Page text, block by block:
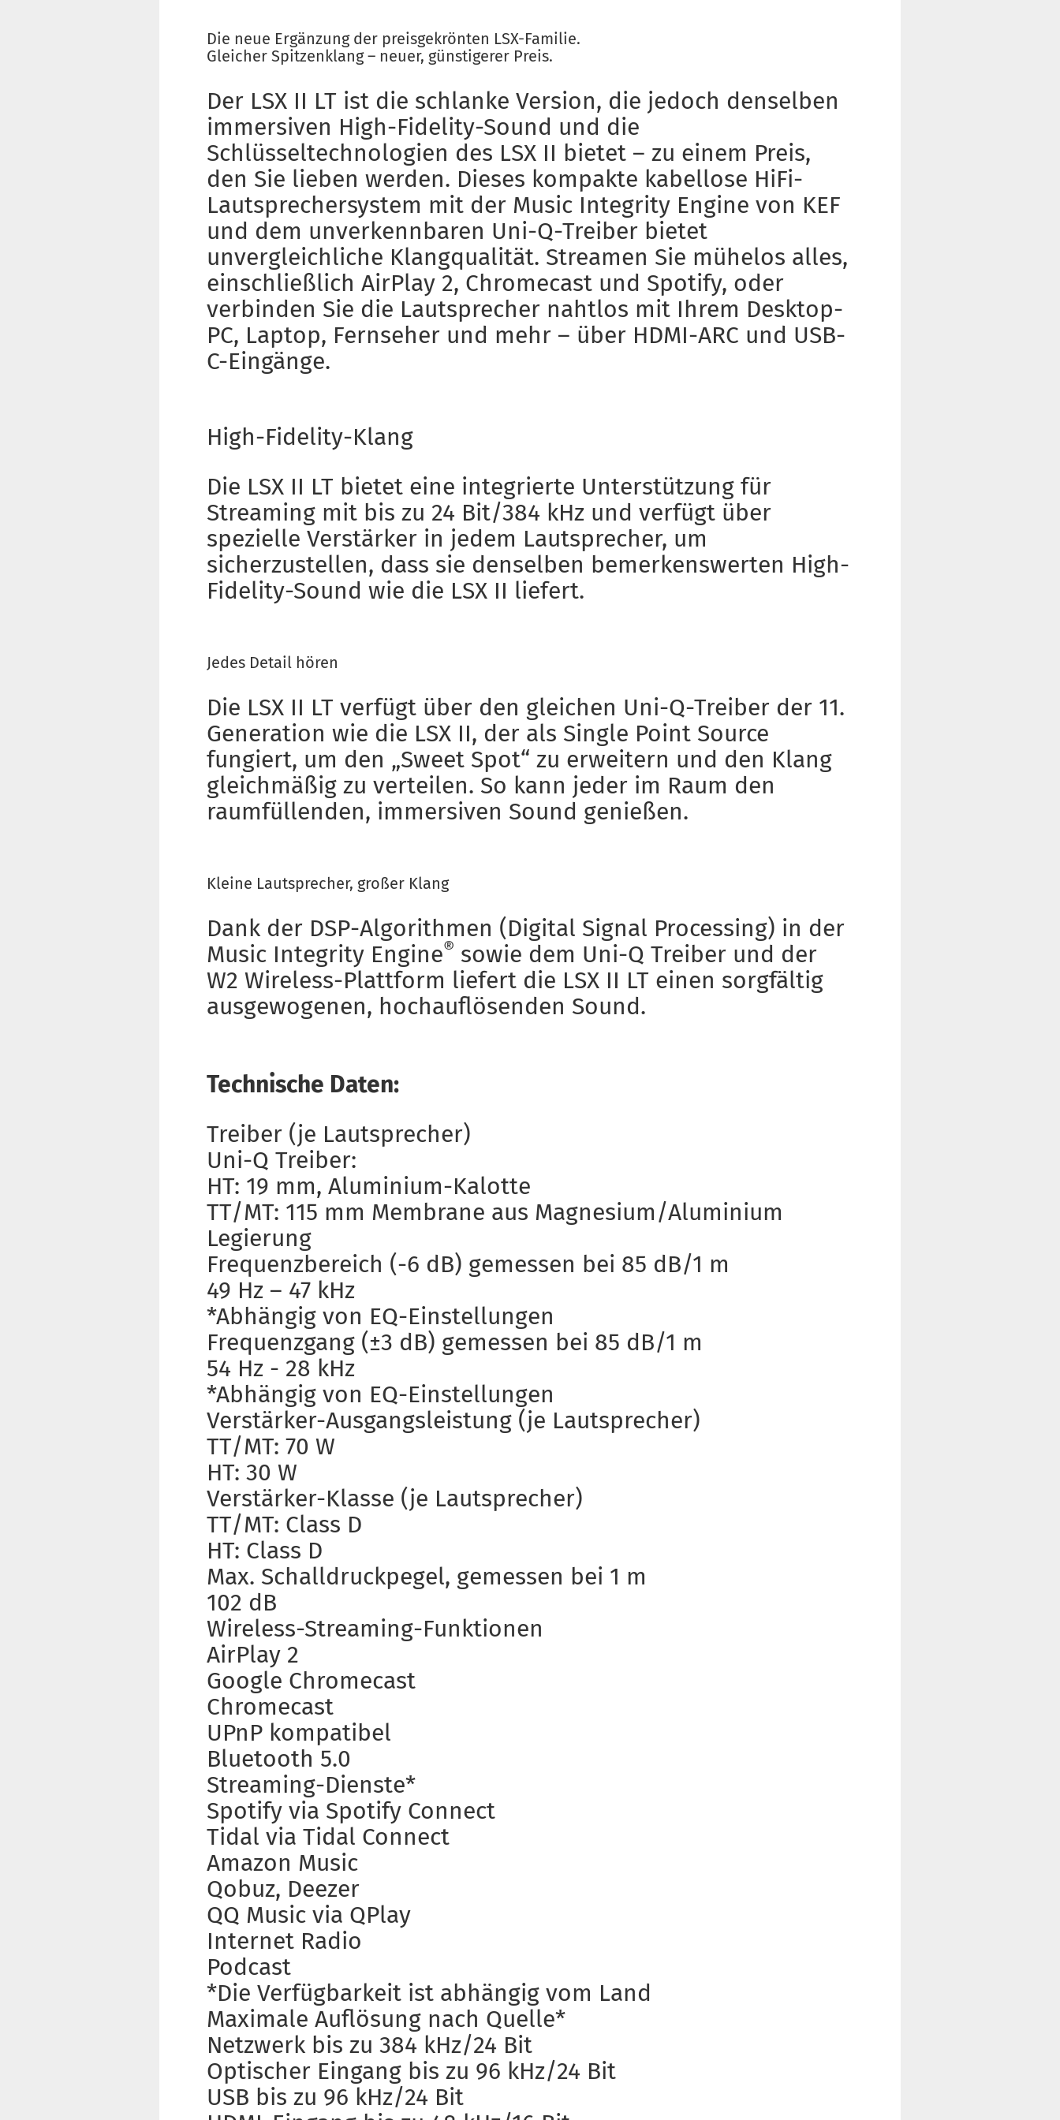
Die neue Ergänzung der preisgekrönten LSX-Familie.
Gleicher Spitzenklang – neuer, günstigerer Preis.
Der LSX II LT ist die schlanke Version, die jedoch denselben
immersiven High-Fidelity-Sound und die
Schlüsseltechnologien des LSX II bietet – zu einem Preis,
den Sie lieben werden. Dieses kompakte kabellose HiFi-
Lautsprechersystem mit der Music Integrity Engine von KEF
und dem unverkennbaren Uni-Q-Treiber bietet
unvergleichliche Klangqualität. Streamen Sie mühelos alles,
einschließlich AirPlay 2, Chromecast und Spotify, oder
verbinden Sie die Lautsprecher nahtlos mit Ihrem Desktop-
PC, Laptop, Fernseher und mehr – über HDMI-ARC und USB-
C-Eingänge.
High-Fidelity-Klang
Die LSX II LT bietet eine integrierte Unterstützung für
Streaming mit bis zu 24 Bit/384 kHz und verfügt über
spezielle Verstärker in jedem Lautsprecher, um
sicherzustellen, dass sie denselben bemerkenswerten High-
Fidelity-Sound wie die LSX II liefert.
Jedes Detail hören
Die LSX II LT verfügt über den gleichen Uni-Q-Treiber der 11.
Generation wie die LSX II, der als Single Point Source
fungiert, um den „Sweet Spot“ zu erweitern und den Klang
gleichmäßig zu verteilen. So kann jeder im Raum den
raumfüllenden, immersiven Sound genießen.
Kleine Lautsprecher, großer Klang
Dank der DSP-Algorithmen (Digital Signal Processing) in der
Music Integrity Engine® sowie dem Uni-Q Treiber und der
W2 Wireless-Plattform liefert die LSX II LT einen sorgfältig
ausgewogenen, hochauflösenden Sound.
Technische Daten:
Treiber (je Lautsprecher)
Uni-Q Treiber:
HT: 19 mm, Aluminium-Kalotte
TT/MT: 115 mm Membrane aus Magnesium/Aluminium
Legierung
Frequenzbereich (-6 dB) gemessen bei 85 dB/1 m
49 Hz – 47 kHz
*Abhängig von EQ-Einstellungen
Frequenzgang (±3 dB) gemessen bei 85 dB/1 m
54 Hz - 28 kHz
*Abhängig von EQ-Einstellungen
Verstärker-Ausgangsleistung (je Lautsprecher)
TT/MT: 70 W
HT: 30 W
Verstärker-Klasse (je Lautsprecher)
TT/MT: Class D
HT: Class D
Max. Schalldruckpegel, gemessen bei 1 m
102 dB
Wireless-Streaming-Funktionen
AirPlay 2
Google Chromecast
Chromecast
UPnP kompatibel
Bluetooth 5.0
Streaming-Dienste*
Spotify via Spotify Connect
Tidal via Tidal Connect
Amazon Music
Qobuz, Deezer
QQ Music via QPlay
Internet Radio
Podcast
*Die Verfügbarkeit ist abhängig vom Land
Maximale Auflösung nach Quelle*
Netzwerk bis zu 384 kHz/24 Bit
Optischer Eingang bis zu 96 kHz/24 Bit
USB bis zu 96 kHz/24 Bit